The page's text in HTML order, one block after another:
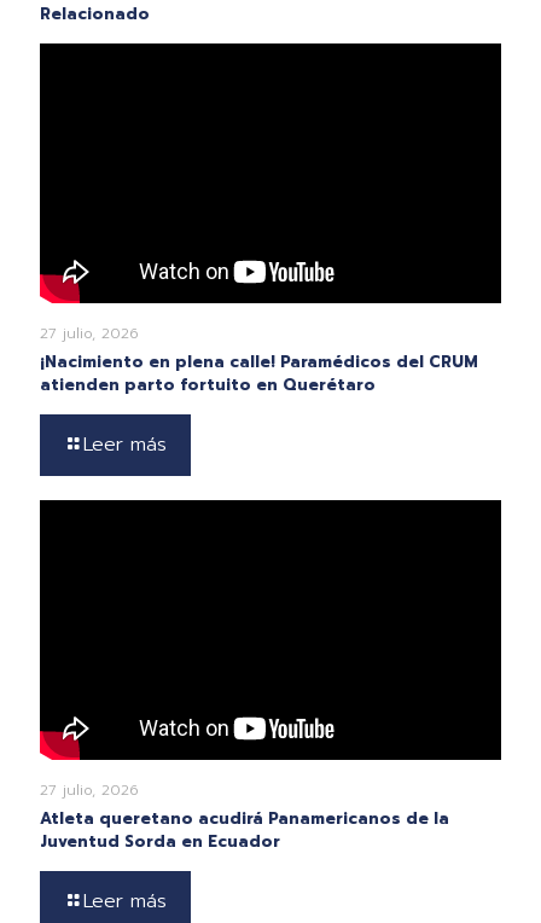
Relacionado
27 julio, 2026
¡Nacimiento en plena calle! Paramédicos del CRUM
atienden parto fortuito en Querétaro
Leer más
27 julio, 2026
Atleta queretano acudirá Panamericanos de la
Juventud Sorda en Ecuador
Leer más